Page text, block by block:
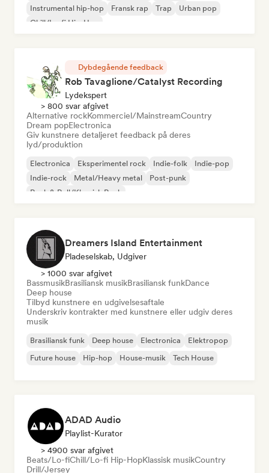
Instrumental hip-hop
Fransk rap Trap
Urban pop
Chill/Lo-fi Hip-Hop
Dybdegående feedback
Rob Tavaglione/Catalyst Recording
Lydekspert
> 800 svar afgivet
Alternative rockKommerciel/MainstreamCountry
Dream popElectronica
Giv kunstnere detaljeret feedback på deres
lyd/produktion
Electronica Eksperimentel rock Indie-folk
Indie-pop
Indie-rock
Metal/Heavy metal
Post-punk
Rock & Roll/Klassisk Rock
Dreamers Island Entertainment
Pladeselskab, Udgiver
> 1000 svar afgivet
BassmusikBrasiliansk musikBrasiliansk funkDance
Deep house
Tilbyd kunstnere en udgivelsesaftale
Underskriv kontrakter med kunstnere eller udgiv deres
musik
Brasiliansk funk Deep house Electronica
Elektropop
Future house
Hip-hop House-musik Tech House
ADAD Audio
Playlist-Kurator
> 4900 svar afgivet
Beats/Lo-fiChill/Lo-fi Hip-HopKlassisk musikCountry
Drill/Jersey